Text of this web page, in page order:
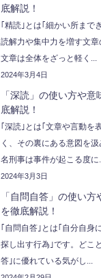
底解説！
｢精読｣とは｢細かい所まで
読解力や集中力を増す文
文章は全体をざっと軽く...
2024年3月4日
「深読」の使い方や
底解説！
｢深読｣とは｢文章や言動を
く、その裏にある意図を
名刑事は事件が起こる度に
2024年3月3日
「自問自答」の使い
を徹底解説！
｢自問自答｣とは｢自分自身
探し出す行為｣です。どこ
答｣に優れている気がし...